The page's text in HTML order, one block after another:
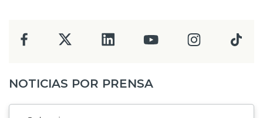
NOTICIAS POR PRENSA